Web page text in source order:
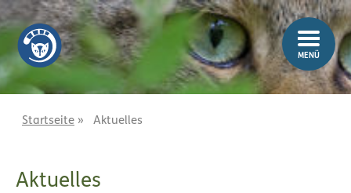
u
I
n
u
H
a
MENÜ
Startseite » Aktuelles
Aktuelles